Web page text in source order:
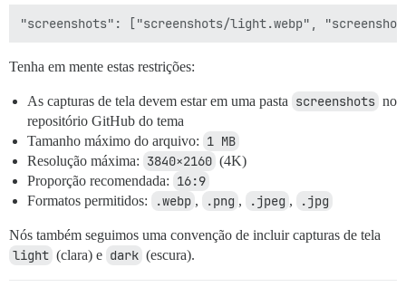
Tenha em mente estas restrições:
As capturas de tela devem estar em uma pasta screenshots no
repositório GitHub do tema
Tamanho máximo do arquivo: 1 MB
Resolução máxima: 3840×2160 (4K)
Proporção recomendada: 16:9
Formatos permitidos: .webp , .png , .jpeg , .jpg
Nós também seguimos uma convenção de incluir capturas de tela
light (clara) e dark (escura).